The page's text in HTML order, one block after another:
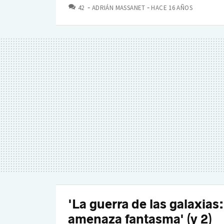
42 COMENTARIOS
ADRIÁN MASSANET HACE 16 AÑOS
'La guerra de las
amenaza fantasma' (y 2)